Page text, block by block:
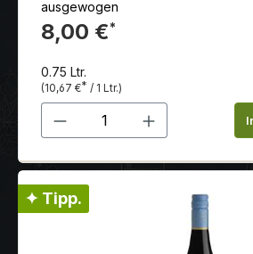
ausgewogen
8,00 €*
0.75 Ltr.
(10,67 €* / 1 Ltr.)
Produkt Anzahl: Gib
✦ Tipp.